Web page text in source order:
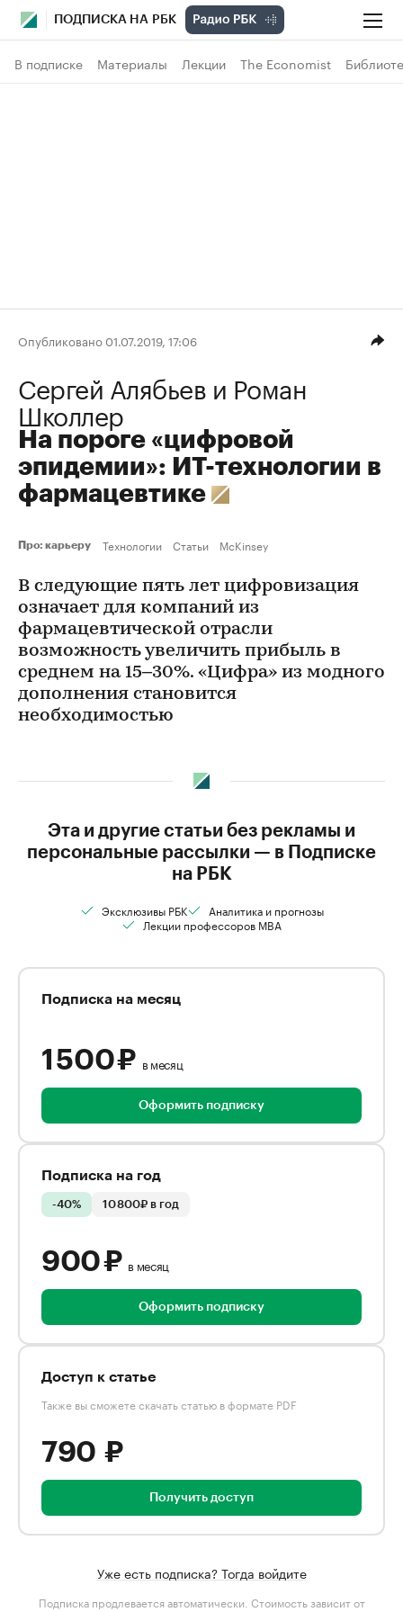
ПОДПИСКА НА РБК
В подписке Материалы Лекции The Economist
Опубликовано 01.07.2019, 17:06
Сергей Алябьев и Роман
Школлер
На пороге «цифровой
эпидемии»: ИТ-технологии в
фармацевтике
Про: карьеру Технологии Статьи McKinsey
В следующие пять лет цифровизация
означает для компаний из
фармацевтической отрасли
возможность увеличить прибыль в
среднем на 15–30%. «Цифра» из модного
дополнения становится
необходимостью
Эта и другие статьи без рекламы и
персональные рассылки — в Подписке
на РБК
Эксклюзивы РБК
Аналитика и прогнозы
Лекции профессоров MBA
Подписка на месяц
1 500 ₽ в месяц
Оформить подписку
Подписка на год
-40% 10 800₽ в год
900 ₽ в месяц
Оформить подписку
Доступ к статье
Также вы сможете скачать статью в формате PDF
790 ₽
Получить доступ
Уже есть подписка? Тогда войдите
Подписка продлевается автоматически. Стоимость зависит от